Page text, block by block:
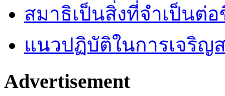
สมาธิเป็นสิ่งที่จำเป็นต่
แนวปฏิบัติในการเจริญ
Advertisement